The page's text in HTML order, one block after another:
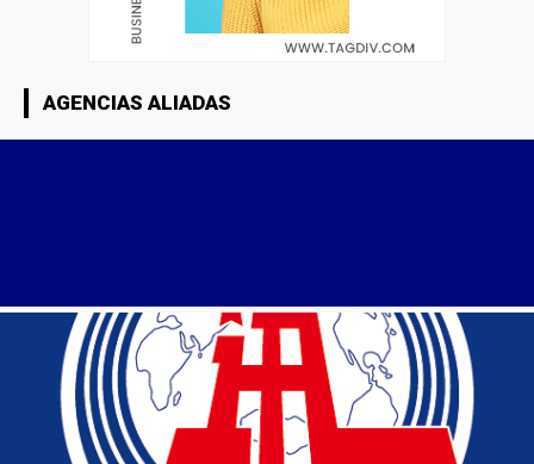
AGENCIAS ALIADAS